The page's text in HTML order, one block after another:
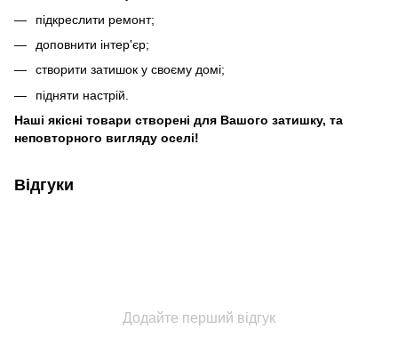
підкреслити ремонт;
доповнити інтер'єр;
створити затишок у своєму домі;
підняти настрій.
Наші якісні товари створені для Вашого затишку, та
неповторного вигляду оселі!
Відгуки
Додайте перший відгук